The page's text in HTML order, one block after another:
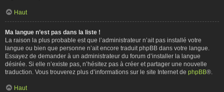
Haut
Ma langue n’est pas dans la liste !
La raison la plus probable est que l’administrateur n’ait pas installé votre
langue ou bien que personne n’ait encore traduit phpBB dans votre langue.
Essayez de demander à un administrateur du forum d’installer la langue
désirée. Si elle n’existe pas, n’hésitez pas à créer et partager une nouvelle
traduction. Vous trouverez plus d’informations sur le site Internet de phpBB®.
Haut